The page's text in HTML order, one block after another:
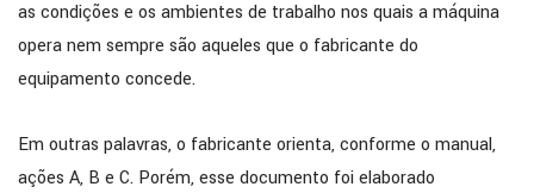
as condições e os ambientes de trabalho nos quais a máquina
opera nem sempre são aqueles que o fabricante do
equipamento concede.
Em outras palavras, o fabricante orienta, conforme o manual,
ações A, B e C. Porém, esse documento foi elaborado